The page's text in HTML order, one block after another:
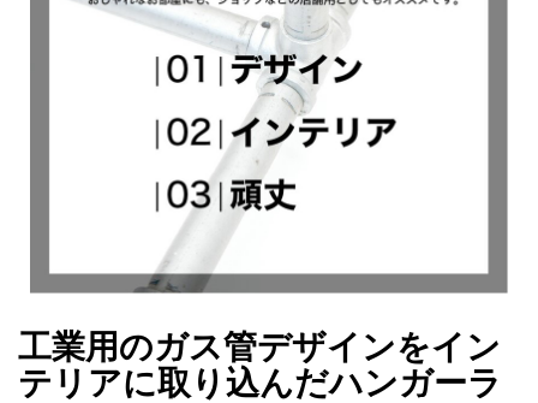
工業用のガス管デザインをイン
テリアに取り込んだハンガーラ